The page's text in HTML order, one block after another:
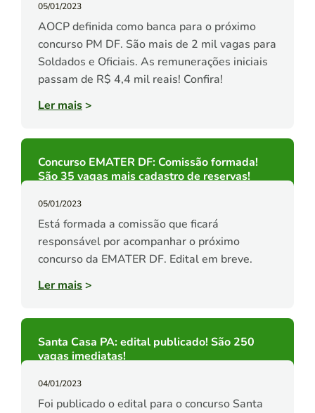
05/01/2023
AOCP definida como banca para o próximo
concurso PM DF. São mais de 2 mil vagas para
Soldados e Oficiais. As remunerações iniciais
passam de R$ 4,4 mil reais! Confira!
Ler mais>
Concurso EMATER DF: Comissão formada!
São 35 vagas mais cadastro de reservas!
05/01/2023
Está formada a comissão que ficará
responsável por acompanhar o próximo
concurso da EMATER DF. Edital em breve.
Ler mais>
Santa Casa PA: edital publicado! São 250
vagas imediatas!
04/01/2023
Foi publicado o edital para o concurso Santa